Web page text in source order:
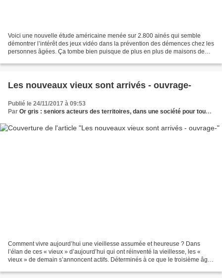
Voici une nouvelle étude américaine menée sur 2.800 ainés qui semble
démontrer l’intérêt des jeux vidéo dans la prévention des démences chez les
personnes âgées. Ça tombe bien puisque de plus en plus de maisons de
Les nouveaux vieux sont arrivés - ouvrage-
Publié le 24/11/2017 à 09:53
Par Or gris : seniors acteurs des territoires, dans une société pour tous les âges
Comment vivre aujourd’hui une vieillesse assumée et heureuse ? Dans
l’élan de ces « vieux » d’aujourd’hui qui ont réinventé la vieillesse, les «
vieux » de demain s’annoncent actifs. Déterminés à ce que le troisième âge